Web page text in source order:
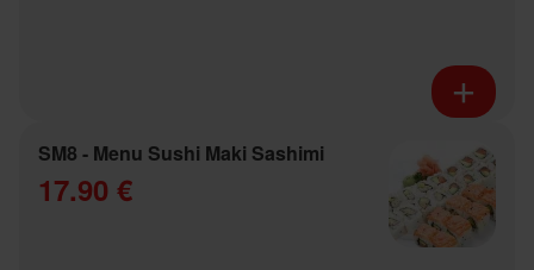
SM8 - Menu Sushi Maki Sashimi
17.90 €